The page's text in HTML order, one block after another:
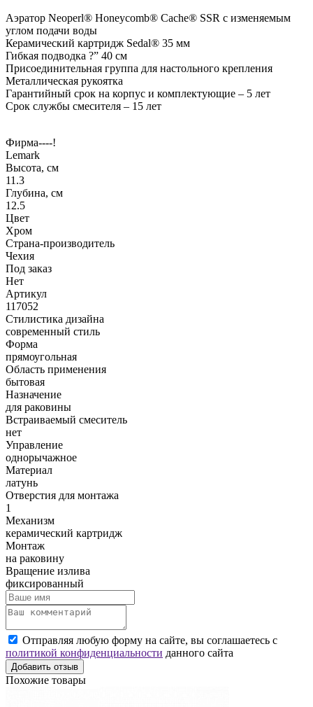
Аэратор Neoperl® Honeycomb® Cache® SSR с изменяемым
углом подачи воды
Керамический картридж Sedal® 35 мм
Гибкая подводка ?” 40 см
Присоединительная группа для настольного крепления
Металлическая рукоятка
Гарантийный срок на корпус и комплектующие – 5 лет
Срок службы смесителя – 15 лет
Фирма----!
Lemark
Высота, см
11.3
Глубина, см
12.5
Цвет
Хром
Страна-производитель
Чехия
Под заказ
Нет
Артикул
117052
Стилистика дизайна
современный стиль
Форма
прямоугольная
Область применения
бытовая
Назначение
для раковины
Встраиваемый смеситель
нет
Управление
однорычажное
Материал
латунь
Отверстия для монтажа
1
Механизм
керамический картридж
Монтаж
на раковину
Вращение излива
фиксированный
Отправляя любую форму на сайте, вы соглашаетесь с
политикой конфиденциальности данного сайта
Добавить отзыв
Похожие товары